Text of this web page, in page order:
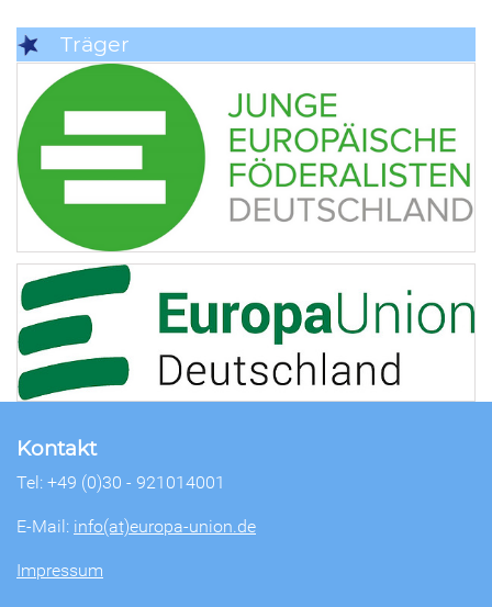
Träger
Kontakt
Tel: +49 (0)30 - 921014001
E-Mail: info(at)europa-union.de
Impressum